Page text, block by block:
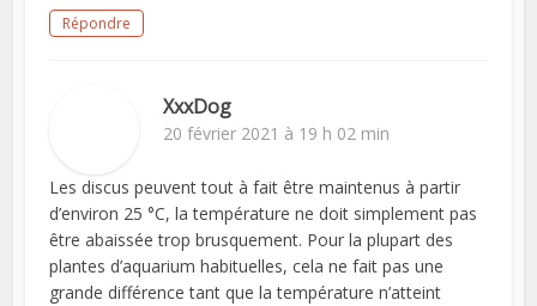
Répondre
XxxDog
20 février 2021 à 19 h 02 min
Les discus peuvent tout à fait être maintenus à partir
d’environ 25 °C, la température ne doit simplement pas
être abaissée trop brusquement. Pour la plupart des
plantes d’aquarium habituelles, cela ne fait pas une
grande différence tant que la température n’atteint